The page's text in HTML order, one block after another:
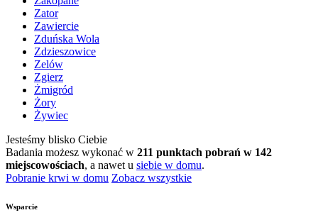
Zator
Zawiercie
Zduńska Wola
Zdzieszowice
Zelów
Zgierz
Żmigród
Żory
Żywiec
Jesteśmy blisko Ciebie
Badania możesz wykonać w 211 punktach pobrań w 142
miejscowościach, a nawet u siebie w domu.
Pobranie krwi w domu Zobacz wszystkie
Wsparcie